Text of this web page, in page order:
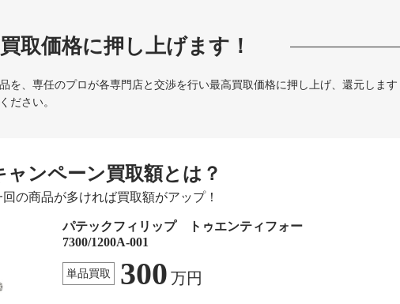
取価格に押し上げます！
を、専任のプロが各専門店と交渉を行い最高買取価格に押し上げ、還元します
ださい。
ャンペーン買取額とは？
回の商品が多ければ買取額がアップ！
パテックフィリップ トゥエンティフォー
7300/1200A-001
単品買取 300 万円